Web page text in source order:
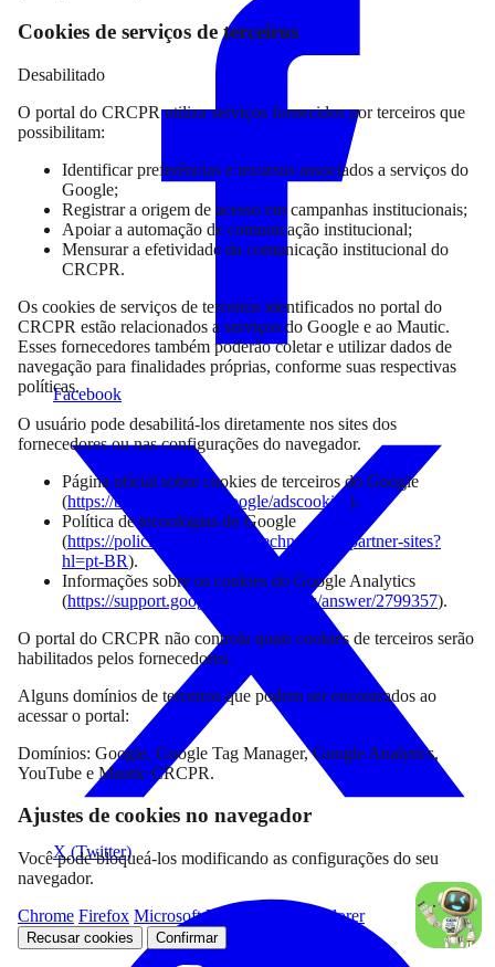
Facebook
X (Twitter)
Cookies de serviços de terceiros
Desabilitado
O portal do CRCPR utiliza serviços fornecidos por terceiros que
possibilitam:
Identificar preferências e recursos associados a serviços do
Google;
Registrar a origem de acesso em campanhas institucionais;
Apoiar a automação de comunicação institucional;
Mensurar a efetividade da comunicação institucional do
CRCPR.
Os cookies de serviços de terceiros identificados no portal do
CRCPR estão relacionados a serviços do Google e ao Mautic.
Esses fornecedores também poderão coletar e utilizar dados de
navegação para finalidades próprias, conforme suas respectivas
políticas.
O usuário pode desabilitá-los diretamente nos sites dos
fornecedores ou nas configurações do navegador.
Página oficial sobre cookies de terceiros do Google
(https://business.safety.google/adscookies ).
Política de tecnologias do Google
(https://policies.google.com/technologies/partner-sites?
hl=pt-BR).
Informações sobre os cookies do Google Analytics
(https://support.google.com/analytics/answer/2799357).
O portal do CRCPR não controla quais cookies de terceiros serão
habilitados pelos fornecedores.
Alguns domínios de terceiros que podem ser encontrados ao
acessar o portal:
Domínios: Google, Google Tag Manager, Google Analytics,
YouTube e Mautic CRCPR.
Ajustes de cookies no navegador
Você pode bloqueá-los modificando as configurações do seu
navegador.
Chrome Firefox Microsoft Edge Internet Explorer
Recusar cookies Confirmar